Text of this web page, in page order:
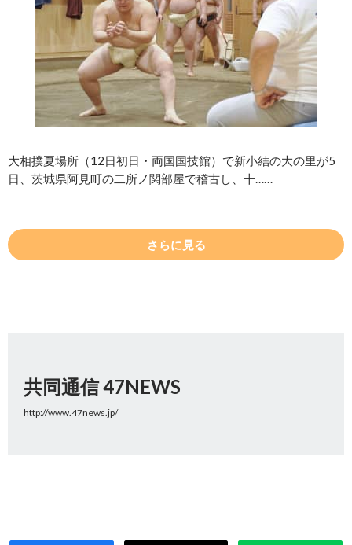
大相撲夏場所（12日初日・両国国技館）で新小結の大の里が5
日、茨城県阿見町の二所ノ関部屋で稽古し、十……
さらに見る
共同通信 47NEWS
http://www.47news.jp/